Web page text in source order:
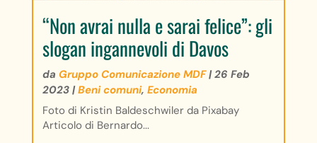
“Non avrai nulla e sarai felice”: gli
slogan ingannevoli di Davos
da Gruppo Comunicazione MDF|26 Feb
2023|Beni comuni, Economia
Foto di Kristin Baldeschwiler da Pixabay
Articolo di Bernardo...